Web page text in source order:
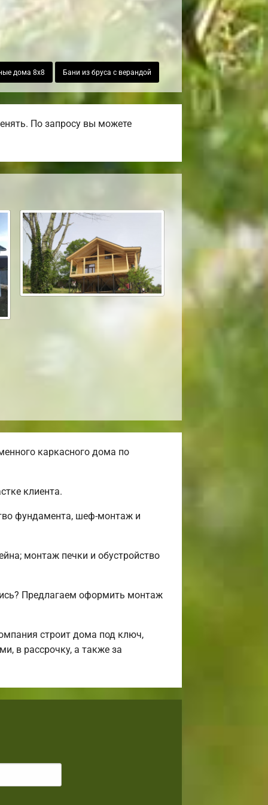
дома 8х8 Бани из бруса с верандой
По запросу вы можете
каркасного дома по
клиента.
фундамента, шеф-монтаж и
монтаж печки и обустройство
Предлагаем оформить монтаж
строит дома под ключ,
в рассрочку, а также за